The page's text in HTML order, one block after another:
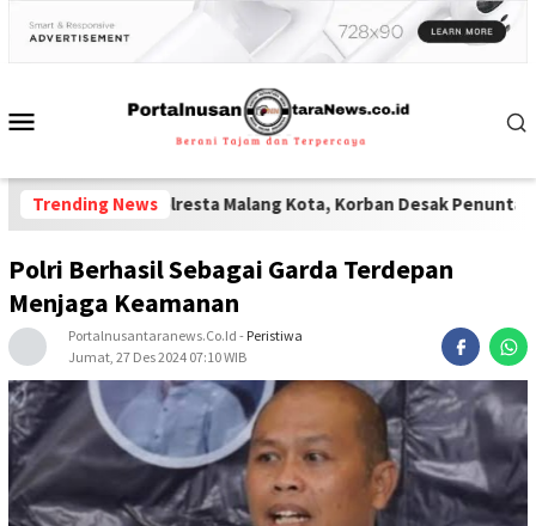
Trending News
Polresta Malang Kota, Korban Desak Penuntasan Kode Etik"
Polri Berhasil Sebagai Garda Terdepan
Menjaga Keamanan
Portalnusantaranews.co.id - Peristiwa
Jumat, 27 Des 2024 07:10 WIB